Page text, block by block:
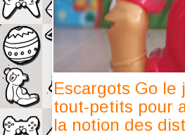
Escargots Go le
tout-petits pour
la notion des